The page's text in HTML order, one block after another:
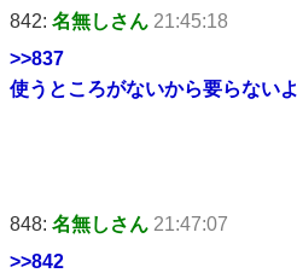
842: 名無しさん 21:45:18
>>837
使うところがないから要らないよ
848: 名無しさん 21:47:07
>>842